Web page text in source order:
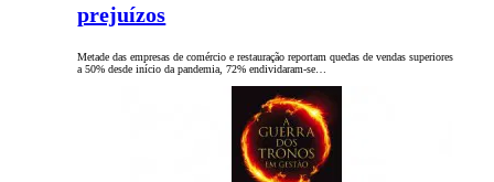
prejuízos
Metade das empresas de comércio e restauração reportam quedas de vendas superiores
a 50% desde início da pandemia, 72% endividaram-se…